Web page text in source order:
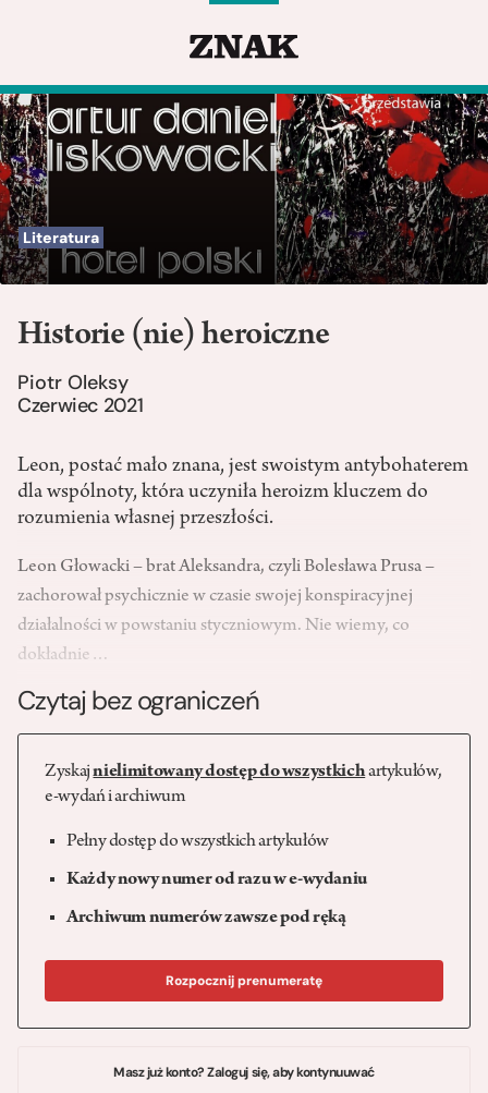
Literatura
Historie (nie) heroiczne
Piotr Oleksy
Czerwiec 2021
Leon, postać mało znana, jest swoistym antybohaterem
dla wspólnoty, która uczyniła heroizm kluczem do
rozumienia własnej przeszłości.
Leon Głowacki – brat Aleksandra, czyli Bolesława Prusa –
zachorował psychicznie w czasie swojej konspiracyjnej
działalności w powstaniu styczniowym. Nie wiemy, co
dokładnie…
Czytaj bez ograniczeń
Zyskajnielimitowany dostęp do wszystkichartykułów,
e-wydań i archiwum
Pełny dostęp do wszystkich artykułów
Każdy nowy numer od razu w e-wydaniu
Archiwum numerów zawsze pod ręką
Rozpocznij prenumeratę
Masz już konto? Zaloguj się, aby kontynuuwać